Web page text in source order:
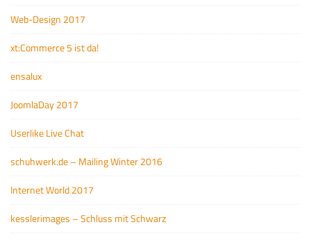
Web-Design 2017
xt:Commerce 5 ist da!
ensalux
JoomlaDay 2017
Userlike Live Chat
schuhwerk.de – Mailing Winter 2016
Internet World 2017
kesslerimages – Schluss mit Schwarz